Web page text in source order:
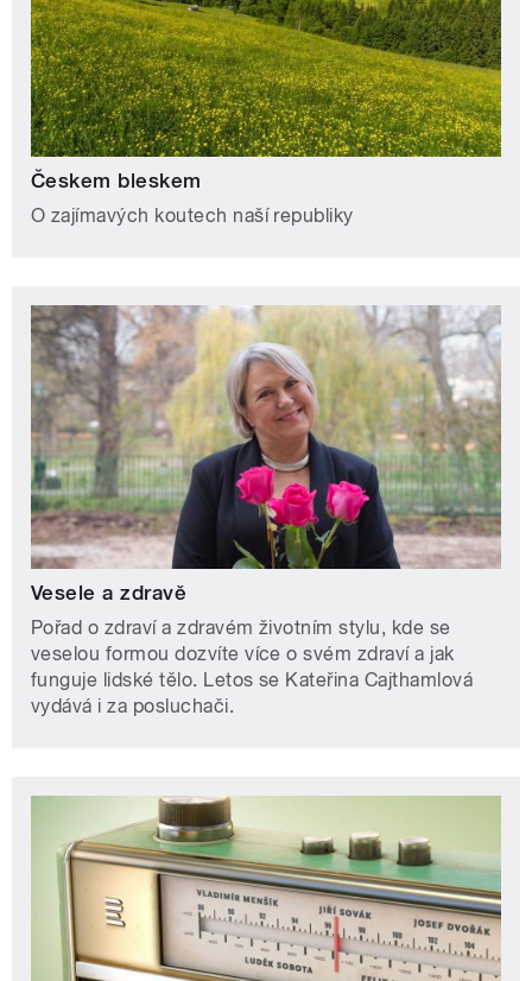
Českem bleskem
O zajímavých koutech naší republiky
Vesele a zdravě
Pořad o zdraví a zdravém životním stylu, kde se
veselou formou dozvíte více o svém zdraví a jak
funguje lidské tělo. Letos se Kateřina Cajthamlová
vydává i za posluchači.